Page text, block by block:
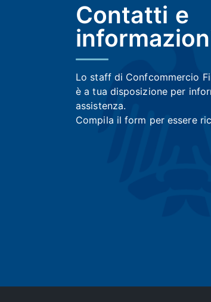
Contatti e
Lo staff di Confcommercio
è a tua disposizione per
assistenza.
Compila il form per essere